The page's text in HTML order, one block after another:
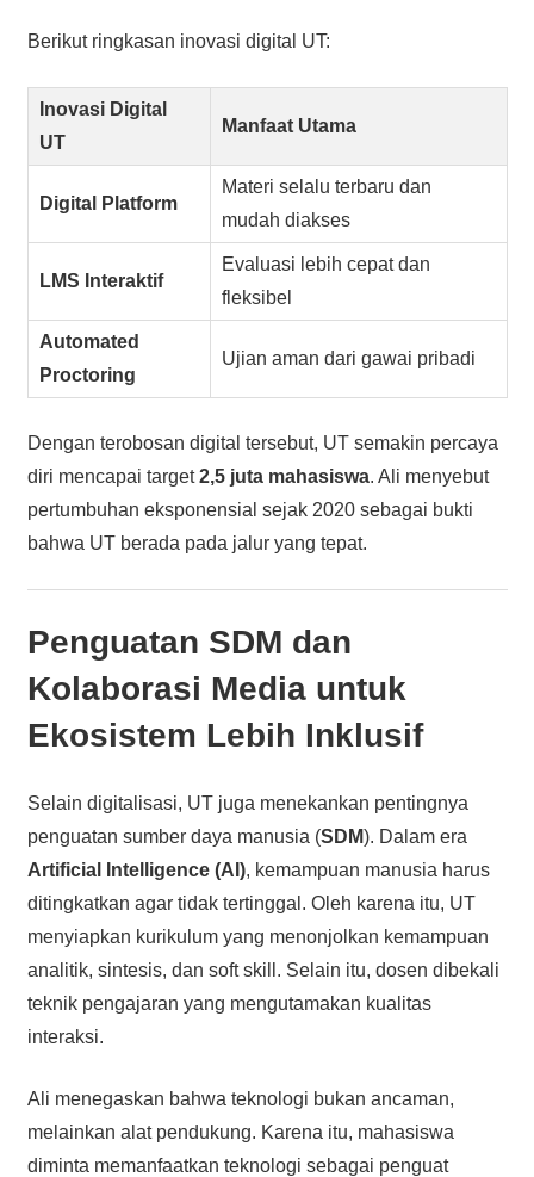
Berikut ringkasan inovasi digital UT:
Inovasi Digital
UT
Manfaat Utama
Digital Platform
Materi selalu terbaru dan
mudah diakses
LMS Interaktif
Evaluasi lebih cepat dan
fleksibel
Automated
Proctoring
Ujian aman dari gawai pribadi
Dengan terobosan digital tersebut, UT semakin percaya
diri mencapai target2,5 juta mahasiswa. Ali menyebut
pertumbuhan eksponensial sejak 2020 sebagai bukti
bahwa UT berada pada jalur yang tepat.
Penguatan SDM dan
Kolaborasi Media untuk
Ekosistem Lebih Inklusif
Selain digitalisasi, UT juga menekankan pentingnya
penguatan sumber daya manusia (SDM). Dalam era
Artificial Intelligence (AI), kemampuan manusia harus
ditingkatkan agar tidak tertinggal. Oleh karena itu, UT
menyiapkan kurikulum yang menonjolkan kemampuan
analitik, sintesis, dan soft skill. Selain itu, dosen dibekali
teknik pengajaran yang mengutamakan kualitas
interaksi.
Ali menegaskan bahwa teknologi bukan ancaman,
melainkan alat pendukung. Karena itu, mahasiswa
diminta memanfaatkan teknologi sebagai penguat